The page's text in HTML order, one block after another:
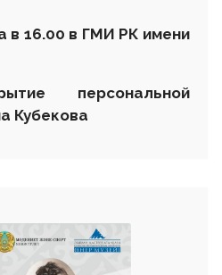
в 16.00 в ГМИ РК имени
персональной
Кубекова